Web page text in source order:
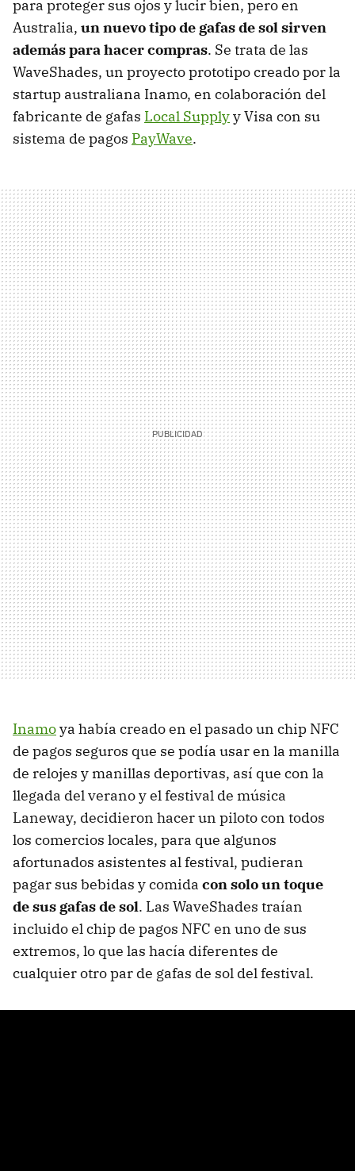
para proteger sus ojos y lucir bien, pero en
Australia, un nuevo tipo de gafas de sol sirven
además para hacer compras. Se trata de las
WaveShades, un proyecto prototipo creado por la
startup australiana Inamo, en colaboración del
fabricante de gafas Local Supplyy Visa con su
sistema de pagos PayWave.
Inamoya había creado en el pasado un chip NFC
de pagos seguros que se podía usar en la manilla
de relojes y manillas deportivas, así que con la
llegada del verano y el festival de música
Laneway, decidieron hacer un piloto con todos
los comercios locales, para que algunos
afortunados asistentes al festival, pudieran
pagar sus bebidas y comida con solo un toque
de sus gafas de sol. Las WaveShades traían
incluido el chip de pagos NFC en uno de sus
extremos, lo que las hacía diferentes de
cualquier otro par de gafas de sol del festival.